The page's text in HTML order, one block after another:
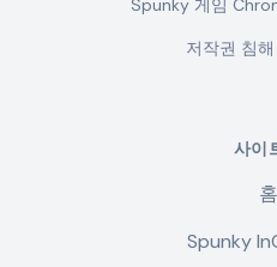
Spunky 게임
저작권 침
사이
홈
Spunky